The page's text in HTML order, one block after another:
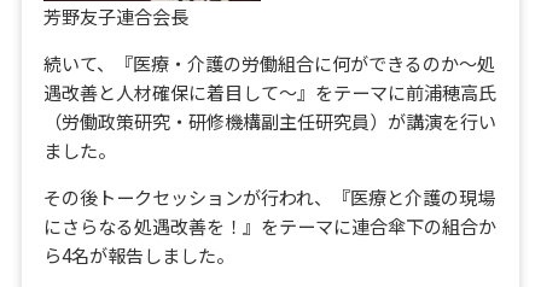
芳野友子連合会長
続いて、『医療・介護の労働組合に何ができるのか～処
遇改善と人材確保に着目して～』をテーマに前浦穂高氏
（労働政策研究・研修機構副主任研究員）が講演を行い
ました。
その後トークセッションが行われ、『医療と介護の現場
にさらなる処遇改善を！』をテーマに連合傘下の組合か
ら4名が報告しました。